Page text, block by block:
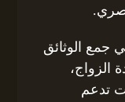
جمع الوثائق
الزواج،
تدعم